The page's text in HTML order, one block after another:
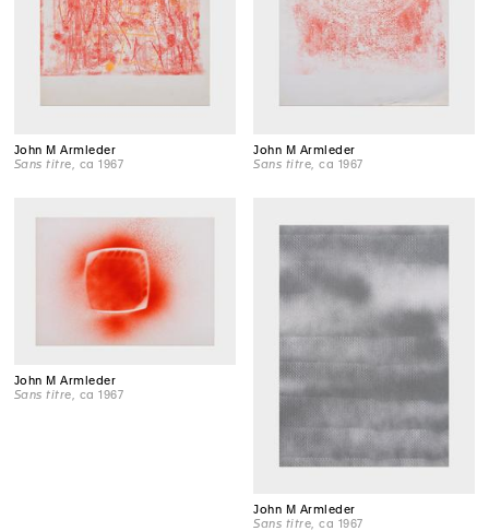
John M Armleder
Sans titre , ca 1967
John M Armleder
Sans titre , ca 1967
John M Armleder
Sans titre , ca 1967
John M Armleder
Sans titre , ca 1967